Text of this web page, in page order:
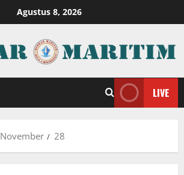
Agustus 8, 2026
LIVE
November 28